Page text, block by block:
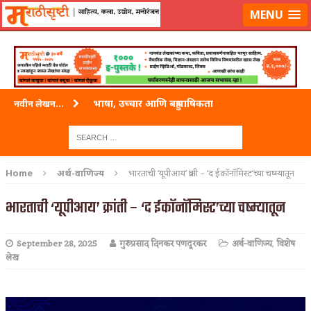
लॉग-इन करा|लेखक नोंदणी कराMENU
नवीन लेखन...
भाषा, उच्चार आणि बहुभाषिकता
वारी विठ्ठलाची
ताम्र – एक अफलातून धातू (COPPER)
जेव्हा मी आडनांव बदलले
अशी एक कविता लिहू इच्छिते
पाटलाची विहीर
पुस्तके बदलायची आहेत तुम्हाला!
Home अर्थ-वाणिज्य भारताची ‘यूपीआय’ क्रांती – ‘द ईकॉनॉमिस्ट’च्या चष्म्यातून
भारताची ‘यूपीआय’ क्रांती – ‘द ईकॉनॉमिस्ट’च्या चष्म्यातून
September 28, 2025 गुरुप्रसाद दिनकर पणदूरकर अर्थ-वाणिज्य,विशेष
लेख